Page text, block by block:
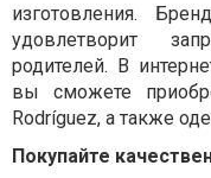
изготовления.
удовлетворит
родителей. В
вы сможете
Rodríguez, а также
Покупайте